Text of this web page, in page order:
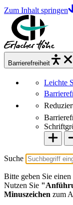
Zum Inhalt springen
Barrierefrei heit
Leichte
Suche
Bitte geben Sie
Nutzen Sie
Minuszeichen zum